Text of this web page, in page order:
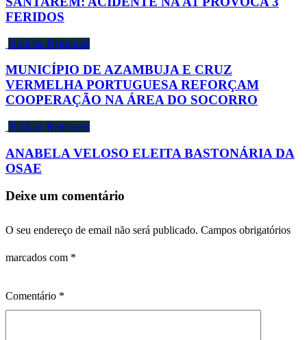
FERIDOS
Notícias Regionais
MUNICÍPIO DE AZAMBUJA E CRUZ
VERMELHA PORTUGUESA REFORÇAM
COOPERAÇÃO NA ÁREA DO SOCORRO
Notícias Regionais
ANABELA VELOSO ELEITA BASTONÁRIA DA
OSAE
Deixe um comentário
O seu endereço de email não será publicado. Campos obrigatórios
marcados com *
Comentário *